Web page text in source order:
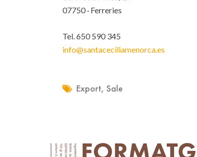
07750 · Ferreries
Tel. 650 590 345
info@santaceciliamenorca.es
Export, Sale